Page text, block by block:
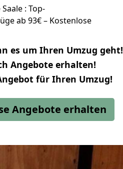
: Top-
ab 93€ – Kostenlose
es um Ihren Umzug geht!
Angebote erhalten!
für Ihren Umzug!
Angebote erhalten